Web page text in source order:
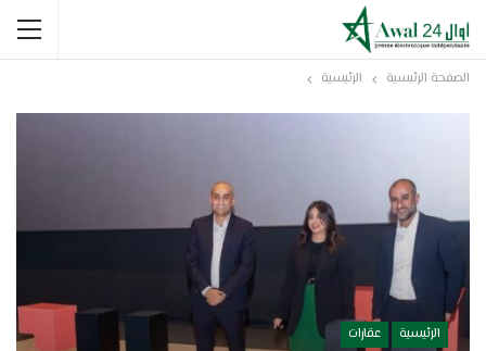
الصفحة الرئيسية الرئيسية
الرئيسية عقارات